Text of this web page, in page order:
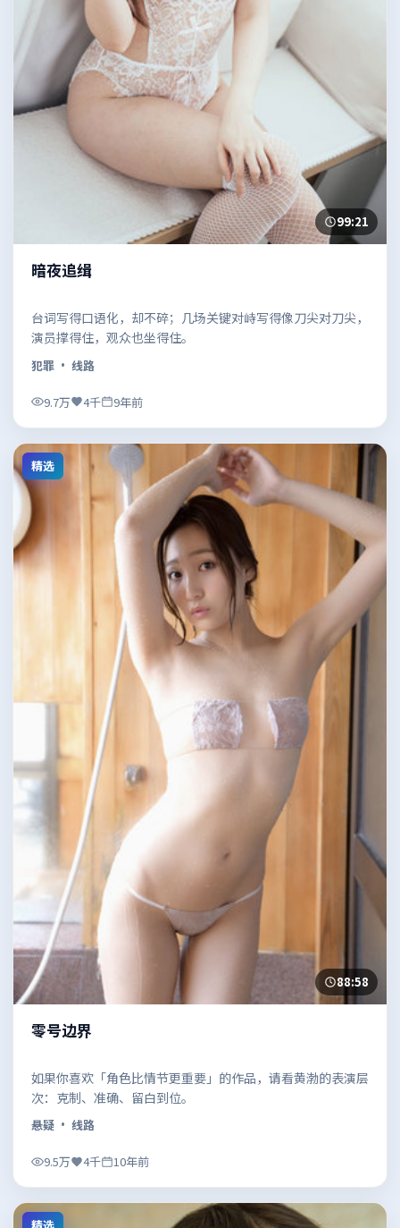
99:21
暗夜追缉
台词写得口语化，却不碎；几场关键对峙写得像刀尖对刀尖，
演员撑得住，观众也坐得住。
犯罪 · 线路
9.7万 4千 9年前
精选
88:58
零号边界
如果你喜欢「角色比情节更重要」的作品，请看黄渤的表演层
次：克制、准确、留白到位。
悬疑 · 线路
9.5万 4千 10年前